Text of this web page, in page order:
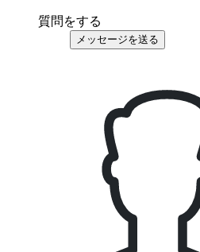
質問をする
メッセージを送る